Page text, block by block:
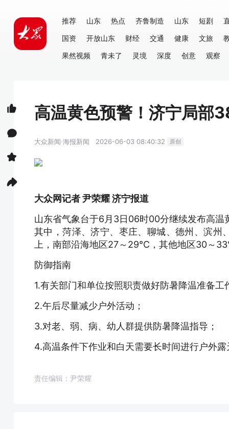
推荐 山东 热点 齐鲁制造 山东 短剧
国资
开放山东 财经 交通 健康 文旅
果然视频
青未了 灵境 深度 创意 观察
高温黄色预警！济宁局
大众新闻·海报新闻 2026-06-03 08:40:32 原创
大众网记者 尹荣耀 济宁报道
山东省气象台于6月3日06时00分继续发布高
其中，菏泽、济宁、枣庄、聊城、德州、滨
上，南部沿海地区27～29℃，其他地区30～
防御指南
1.有关部门和单位按照职责做好防暑降温准备工
2.午后尽量减少户外活动；
3.对老、弱、病、幼人群提供防暑降温指导；
4.高温条件下作业和白天需要长时间进行户外
责任编辑：尹荣耀